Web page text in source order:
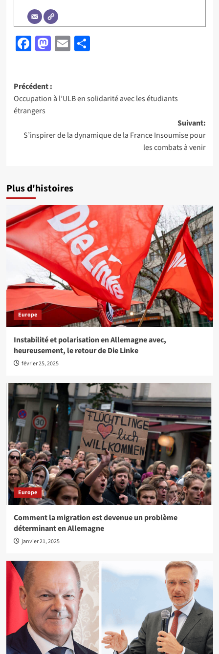
Facebook
Mastodon
EmailPartager
Navigation
d’article
Précédent :
Occupation à l’ULB en solidarité avec les étudiants
étrangers
Suivant:
S’inspirer de la dynamique de la France Insoumise pour
les combats à venir
Plus d'histoires
Europe
Instabilité et polarisation en Allemagne avec,
heureusement, le retour de Die Linke
février 25, 2025
Europe
Comment la migration est devenue un problème
déterminant en Allemagne
janvier 21, 2025